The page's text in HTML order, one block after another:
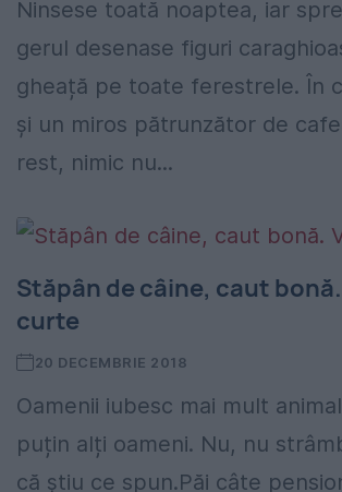
Ninsese toată noaptea, iar
gerul desenase figuri
gheață pe toate ferestrele. În
și un miros pătrunzător de
rest, nimic nu...
Stăpân de câine, caut
curte
20 DECEMBRIE 2018
Oamenii iubesc mai mult
puțin alți oameni. Nu, nu
că știu ce spun.Păi câte